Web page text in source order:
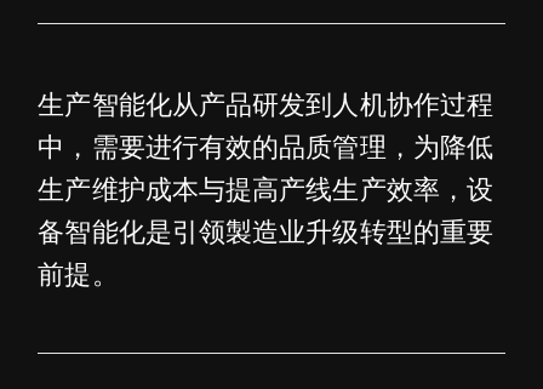
生产智能化从产品研发到人机协作过程
中，需要进行有效的品质管理，为降低
生产维护成本与提高产线生产效率，设
备智能化是引领製造业升级转型的重要
前提。